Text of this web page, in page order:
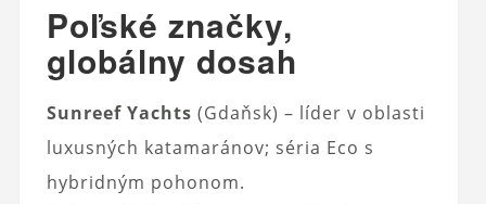
Poľské značky,
globálny dosah
Sunreef Yachts (Gdaňsk) – líder v oblasti
luxusných katamaránov; séria Eco s
hybridným pohonom.